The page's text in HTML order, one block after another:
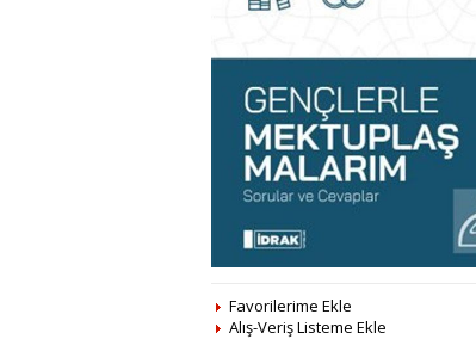
Favorilerime Ekle
Alış-Veriş Listeme Ekle